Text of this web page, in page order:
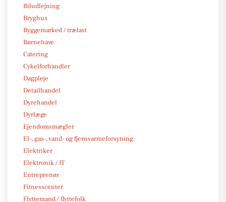
Biludlejning
Bryghus
Byggemarked / trælast
Børnehave
Catering
Cykelforhandler
Dagpleje
Detailhandel
Dyrehandel
Dyrlæge
Ejendomsmægler
El-, gas-, vand- og fjernvarmeforsyning
Elektriker
Elektronik / IT
Entreprenør
Fitnesscenter
Flyttemand / flyttefolk